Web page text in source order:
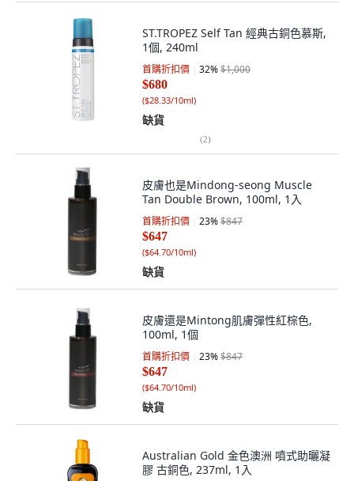
ST.TROPEZ Self Tan 經典古銅色慕斯,
1個, 240ml
首購折扣價 32%$1,000
$680
($28.33/10ml)
缺貨
(2)
皮膚也是Mindong-seong Muscle
Tan Double Brown, 100ml, 1入
首購折扣價 23%$847
$647
($64.70/10ml)
缺貨
皮膚還是Mintong肌膚彈性紅棕色,
100ml, 1個
首購折扣價 23%$847
$647
($64.70/10ml)
缺貨
Australian Gold 金色澳洲 噴式助曬凝
膠 古銅色, 237ml, 1入